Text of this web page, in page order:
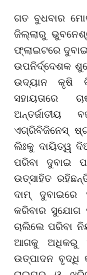
ଗତ ବୁଧବାର
ଜିଲ୍ଲାରୁ
ଫ୍ଲାଇଟରେ
ଉପନିର୍ଦ୍ଦେଶକ
ଉଦ୍ୟାନ କୃଷି
ସହାୟତାରେ
ଅନ୍ତର୍ଜାତୀୟ
ଏଗ୍ରିବିଜିନେସ୍
ଲିଃକୁ ଦାୟିତ୍ୱ
ପରିବା ଦୁବାଇ
ଉତ୍ସାହିତ
ଦାମ୍
କରିବାର ସୁଯୋଗ
ଚାଲିଲେ ପରିବା
ଆଗକୁ ଅଧିକରୁ
ଉତ୍ପାଦନ ବୃଦ୍ଧି